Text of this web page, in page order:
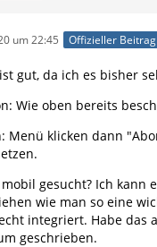
um 22:45 Offizieller Beitrag
gut, da ich es bisher
Wie oben bereits
Menü klicken dann
gesucht? Ich kann
wie man so eine
integriert. Habe das
geschrieben.